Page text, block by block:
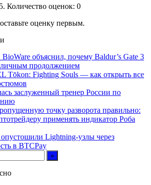
Количество оценок: 0
оценку первым.
BioWare объяснил, почему Baldur’s Gate 3
продолжением
Tōkon: Fighting Souls — как открыть все
заслуженный тренер России по
точку разворота правильно:
применять индикатор Роба
Lightning-узлы через
в BTCPay